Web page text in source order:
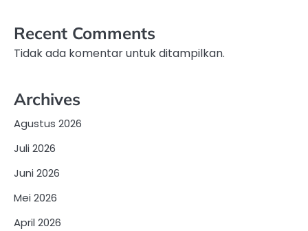
Recent Comments
Tidak ada komentar untuk ditampilkan.
Archives
Agustus 2026
Juli 2026
Juni 2026
Mei 2026
April 2026